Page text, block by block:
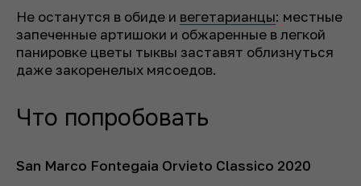
Не останутся в обиде и вегетарианцы: местные
запеченные артишоки и обжаренные в легкой
панировке цветы тыквы заставят облизнуться
даже закоренелых мясоедов.
Что попробовать
San Marco Fontegaia Orvieto Classico 2020